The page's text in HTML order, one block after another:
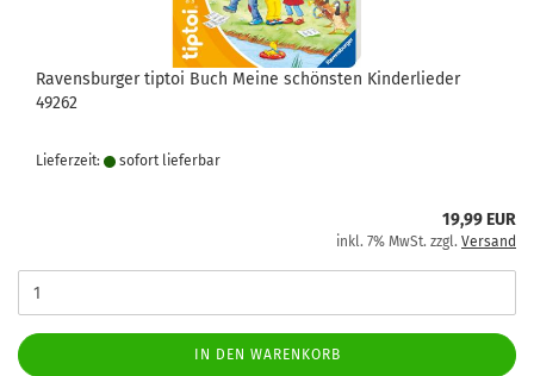
Ravensburger tiptoi Buch Meine schönsten Kinderlieder
49262
Lieferzeit: sofort lie­fer­bar
19,99 EUR
inkl. 7% MwSt. zzgl. Versand
IN DEN WARENKORB